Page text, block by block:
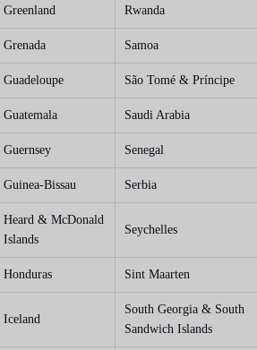
Greenland Rwanda
Grenada Samoa
Guadeloupe São Tomé & Príncipe
Guatemala Saudi Arabia
Guernsey Senegal
Guinea-Bissau Serbia
Heard & McDonald
Islands
Seychelles
Honduras Sint Maarten
Iceland
South Georgia & South
Sandwich Islands